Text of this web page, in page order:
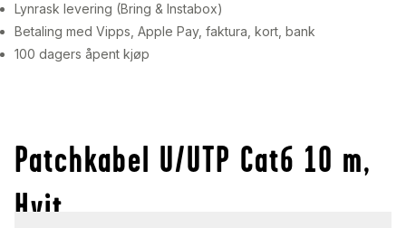
Lynrask levering (Bring & Instabox)
Betaling med Vipps, Apple Pay, faktura, kort, bank
100 dagers åpent kjøp
Patchkabel U/UTP Cat6 10 m,
Hvit